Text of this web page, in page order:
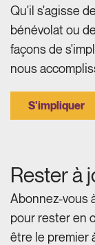
Qu'il s'agisse
bénévolat ou
façons de
nous
S'impliquer
Rester à
Abonnez-vous
pour rester en
être le premier